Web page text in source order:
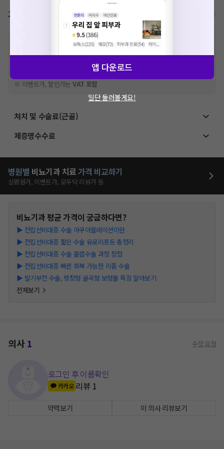
가격표
비급여 항목의 경우,추가비용 등으로 실제 가격과 상이할 수 있으니, 정확
한 가격은 해당 의료기관에 직접 문의해주세요.
※급여 항목의 경우,건강보험심사평가원에 고지되어 있는 급여 진료 기준 가
격입니다. (진료와 연관된 복합적인 비용이 추가되어, 병원마다 금액이 다르게
산정될 수 있는 점 참고 바랍니다.)
※ 이벤트가, 할인가는VAT 포함
처치 및 수술료(근골)
제증명수수료
병원별 비뇨기과 치료가격 비교하기
심평원가, 이벤트가, 모두닥 리뷰가 등
비뇨기과평균 가격이 궁금하다면?
▶ 전립선비대증 수술 아쿠아블레이션이란
▶ 전립선비대증 짧은 수술 유로리프트 총정리
▶ 전립선비대증 수술 홀렙수술 과정 장점
▶ 전립선비대증 빠른 회복 가능한 리줌 수술
▶ 발기부전 수술, 팽창형 굴곡형 보형물 특징 알아보기
전체보기
의사1 수정 요청
로그인 후 이름확인
카카오 리뷰 1
약력보기 이 의사 리뷰보기
앱 다운로드
일단 둘러볼게요!